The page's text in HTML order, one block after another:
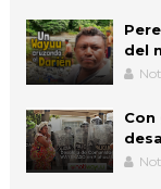
del